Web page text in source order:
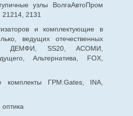
узлы ВолгаАвтоПром
2131
и комплектующие в
ведущих отечественных
ДЕМФИ, SS20, АСОМИ,
Альтернатива, FOX,
комплекты ГРМ:Gates, INA,